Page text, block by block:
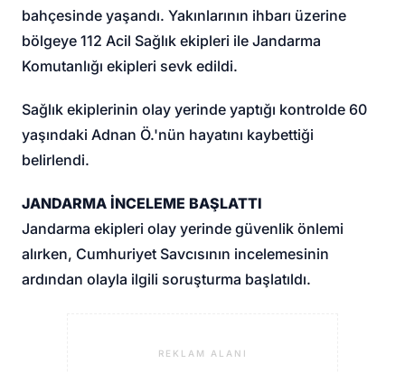
bahçesinde yaşandı. Yakınlarının ihbarı üzerine
bölgeye 112 Acil Sağlık ekipleri ile Jandarma
Komutanlığı ekipleri sevk edildi.
Sağlık ekiplerinin olay yerinde yaptığı kontrolde 60
yaşındaki Adnan Ö.'nün hayatını kaybettiği
belirlendi.
JANDARMA İNCELEME BAŞLATTI
Jandarma ekipleri olay yerinde güvenlik önlemi
alırken, Cumhuriyet Savcısının incelemesinin
ardından olayla ilgili soruşturma başlatıldı.
REKLAM ALANI